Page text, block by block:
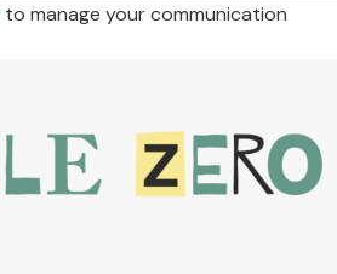
to manage your communication